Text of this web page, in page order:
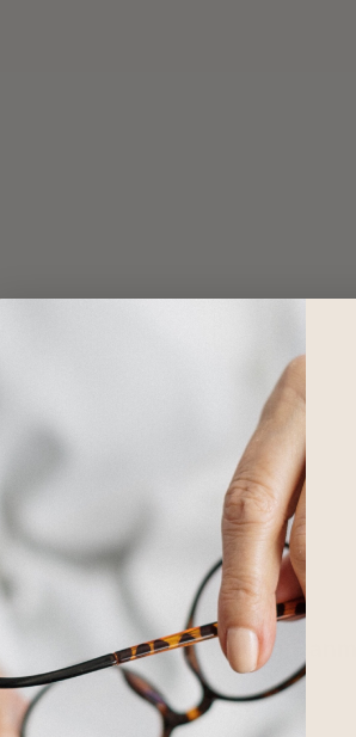
Sygeforsikring